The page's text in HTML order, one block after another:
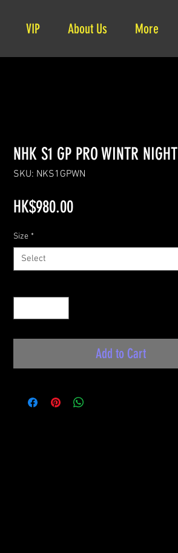
VIP About Us More
NHK S1 GP PRO WINTR NIGHT
SKU: NKS1GPWN
HK$980.00Price
Size *
Select
Add to Cart